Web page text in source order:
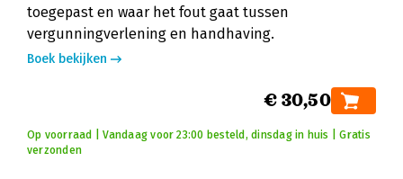
toegepast en waar het fout gaat tussen
vergunningverlening en handhaving.
Boek bekijken
€ 30,50
Op voorraad | Vandaag voor 23:00 besteld, dinsdag in huis | Gratis
verzonden